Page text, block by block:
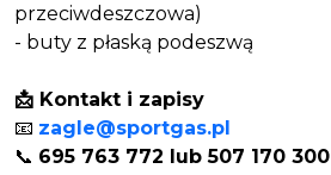
przeciwdeszczowa)
- buty z płaską podeszwą
📩 Kontakt i zapisy
📧 zagle@sportgas.pl
📞 695 763 772 lub 507 170 300